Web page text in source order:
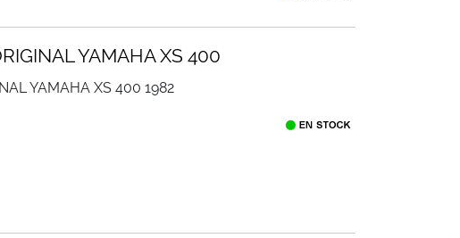
YAMAHA XS 400
YAMAHA XS 400 1982